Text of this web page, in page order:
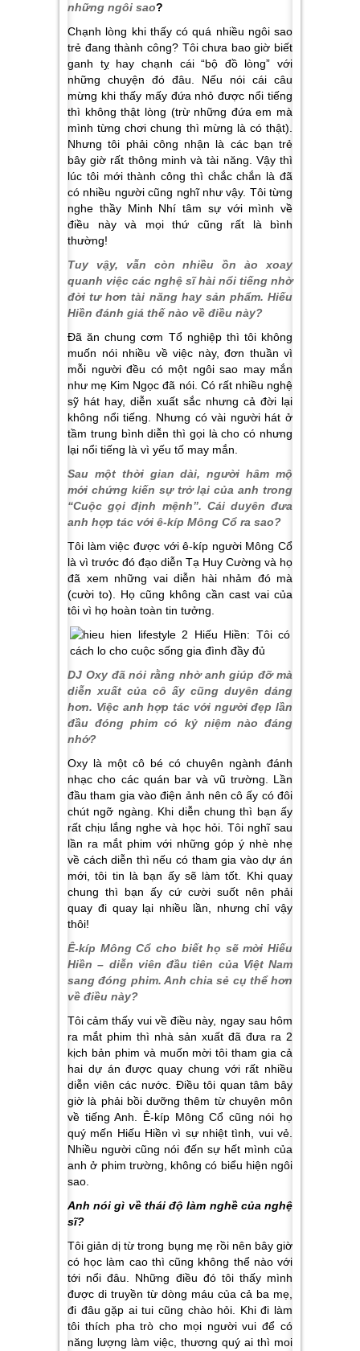
những ngôi sao?
Chạnh lòng khi thấy có quá nhiều ngôi sao
trẻ đang thành công? Tôi chưa bao giờ biết
ganh tỵ hay chạnh cái “bộ đồ lòng” với
những chuyện đó đâu. Nếu nói cái câu
mừng khi thấy mấy đứa nhỏ được nổi tiếng
thì không thật lòng (trừ những đứa em mà
mình từng chơi chung thì mừng là có thật).
Nhưng tôi phải công nhận là các bạn trẻ
bây giờ rất thông minh và tài năng. Vậy thì
lúc tôi mới thành công thì chắc chắn là đã
có nhiều người cũng nghĩ như vậy. Tôi từng
nghe thầy Minh Nhí tâm sự với mình về
điều này và mọi thứ cũng rất là bình
thường!
Tuy vậy, vẫn còn nhiều ồn ào xoay
quanh việc các nghệ sĩ hài nổi tiếng nhờ
đời tư hơn tài năng hay sản phẩm. Hiếu
Hiền đánh giá thế nào về điều này?
Đã ăn chung cơm Tổ nghiệp thì tôi không
muốn nói nhiều về việc này, đơn thuần vì
mỗi người đều có một ngôi sao may mắn
như mẹ Kim Ngọc đã nói. Có rất nhiều nghệ
sỹ hát hay, diễn xuất sắc nhưng cả đời lại
không nổi tiếng. Nhưng có vài người hát ở
tầm trung bình diễn thì gọi là cho có nhưng
lại nổi tiếng là vì yếu tố may mắn.
Sau một thời gian dài, người hâm mộ
mới chứng kiến sự trở lại của anh trong
“Cuộc gọi định mệnh”. Cái duyên đưa
anh hợp tác với ê-kíp Mông Cổ ra sao?
Tôi làm việc được với ê-kíp người Mông Cổ
là vì trước đó đạo diễn Tạ Huy Cường và họ
đã xem những vai diễn hài nhảm đó mà
(cười to). Họ cũng không cần cast vai của
tôi vì họ hoàn toàn tin tưởng.
DJ Oxy đã nói rằng nhờ anh giúp đỡ mà
diễn xuất của cô ấy cũng duyên dáng
hơn. Việc anh hợp tác với người đẹp lần
đầu đóng phim có kỷ niệm nào đáng
nhớ?
Oxy là một cô bé có chuyên ngành đánh
nhạc cho các quán bar và vũ trường. Lần
đầu tham gia vào điện ảnh nên cô ấy có đôi
chút ngỡ ngàng. Khi diễn chung thì bạn ấy
rất chịu lắng nghe và học hỏi. Tôi nghĩ sau
lần ra mắt phim với những góp ý nhè nhẹ
về cách diễn thì nếu có tham gia vào dự án
mới, tôi tin là bạn ấy sẽ làm tốt. Khi quay
chung thì bạn ấy cứ cười suốt nên phải
quay đi quay lại nhiều lần, nhưng chỉ vậy
thôi!
Ê-kíp Mông Cổ cho biết họ sẽ mời Hiếu
Hiền – diễn viên đầu tiên của Việt Nam
sang đóng phim. Anh chia sẻ cụ thể hơn
về điều này?
Tôi cảm thấy vui về điều này, ngay sau hôm
ra mắt phim thì nhà sản xuất đã đưa ra 2
kịch bản phim và muốn mời tôi tham gia cả
hai dự án được quay chung với rất nhiều
diễn viên các nước. Điều tôi quan tâm bây
giờ là phải bồi dưỡng thêm từ chuyên môn
về tiếng Anh. Ê-kíp Mông Cổ cũng nói họ
quý mến Hiếu Hiền vì sự nhiệt tình, vui vẻ.
Nhiều người cũng nói đến sự hết mình của
anh ở phim trường, không có biểu hiện ngôi
sao.
Anh nói gì về thái độ làm nghề của nghệ
sĩ?
Tôi giản dị từ trong bụng mẹ rồi nên bây giờ
có học làm cao thì cũng không thể nào với
tới nổi đâu. Những điều đó tôi thấy mình
được di truyền từ dòng máu của cả ba mẹ,
đi đâu gặp ai tui cũng chào hỏi. Khi đi làm
tôi thích pha trò cho mọi người vui để có
năng lượng làm việc, thương quý ai thì moi